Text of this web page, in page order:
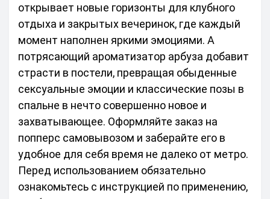
открывает новые горизонты для клубного
отдыха и закрытых вечеринок, где каждый
момент наполнен яркими эмоциями. А
потрясающий ароматизатор арбуза добавит
страсти в постели, превращая обыденные
сексуальные эмоции и классические позы в
спальне в нечто совершенно новое и
захватывающее. Оформляйте заказ на
попперс самовывозом и заберайте его в
удобное для себя время не далеко от метро.
Перед использованием обязательно
ознакомьтесь с инструкцией по применению,